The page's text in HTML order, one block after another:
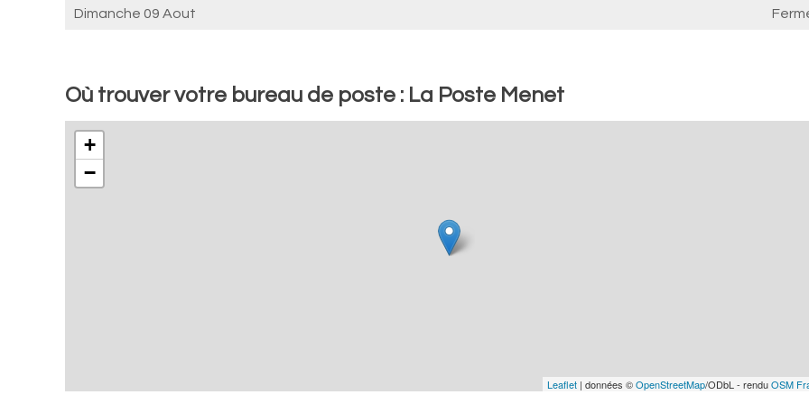
Dimanche 09 Aout
Où trouver votre bureau de poste : La Poste Menet
+
−
Leaflet | données ©OpenStreetMap/ODbL - renduOSM